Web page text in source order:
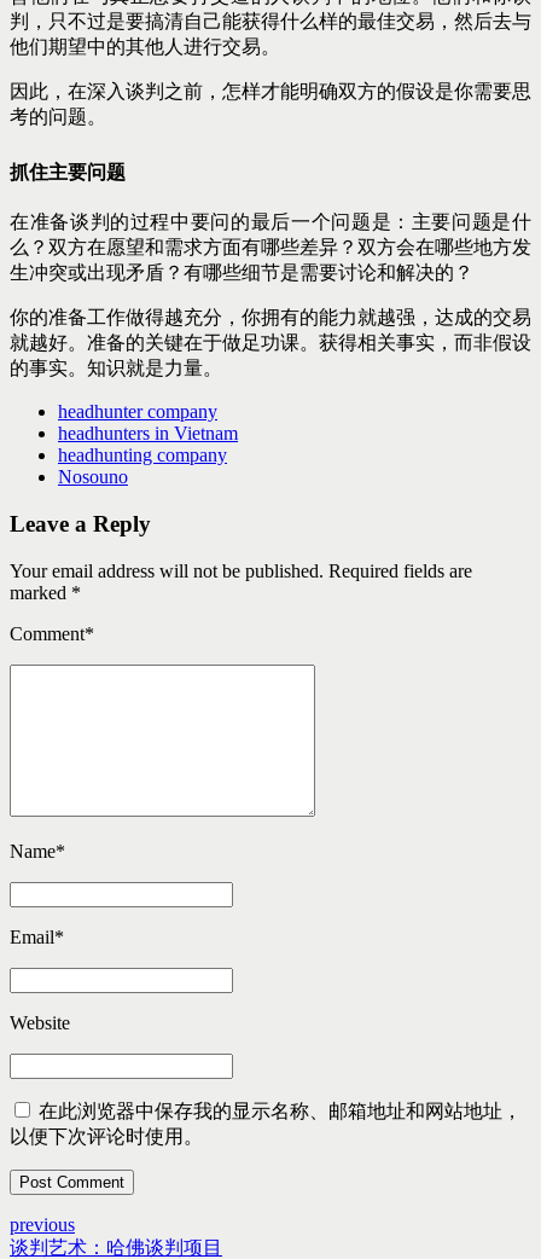
判，只不过是要搞清自己能获得什么样的最佳交易，然后去与
他们期望中的其他人进行交易。
因此，在深入谈判之前，怎样才能明确双方的假设是你需要思
考的问题。
抓住主要问题
在准备谈判的过程中要问的最后一个问题是：主要问题是什
么？双方在愿望和需求方面有哪些差异？双方会在哪些地方发
生冲突或出现矛盾？有哪些细节是需要讨论和解决的？
你的准备工作做得越充分，你拥有的能力就越强，达成的交易
就越好。准备的关键在于做足功课。获得相关事实，而非假设
的事实。知识就是力量。
headhunter company
headhunters in Vietnam
headhunting company
Nosouno
Leave a Reply
Your email address will not be published. Required fields are
marked *
Comment*
Name*
Email*
Website
在此浏览器中保存我的显示名称、邮箱地址和网站地址，
以便下次评论时使用。
Post Comment
previous
谈判艺术：哈佛谈判项目